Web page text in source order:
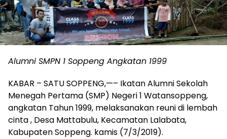
Alumni SMPN 1 Soppeng Angkatan 1999
KABAR – SATU SOPPENG,—– Ikatan Alumni Sekolah
Menegah Pertama (SMP) Negeri 1 Watansoppeng,
angkatan Tahun 1999, melaksanakan reuni di lembah
cinta , Desa Mattabulu, Kecamatan Lalabata,
Kabupaten Soppeng. kamis (7/3/2019).